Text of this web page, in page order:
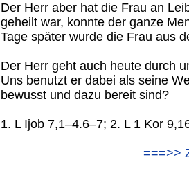
Der Herr aber hat die Frau an
geheilt war, konnte der ganze
Tage später wurde die Frau aus
Der Herr geht auch heute durch
Uns benutzt er dabei als seine
bewusst und dazu bereit sind?
1. L Ijob 7,1–4.6–7; 2. L 1 Kor
===>>